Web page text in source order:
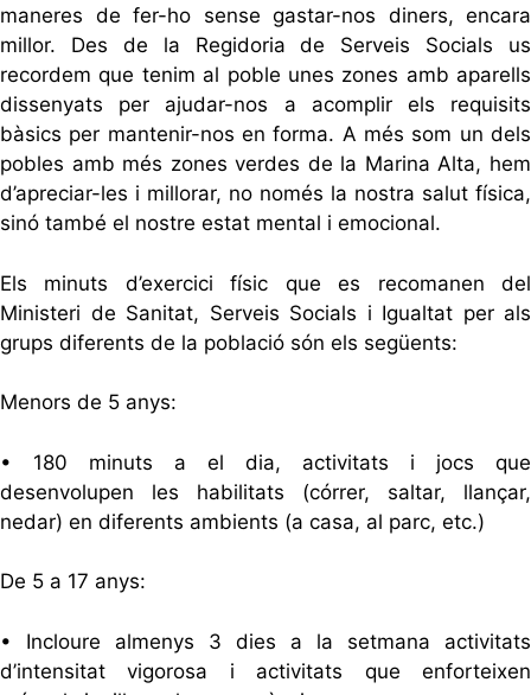
maneres de fer-ho sense gastar-nos diners, encara
millor. Des de la Regidoria de Serveis Socials us
recordem que tenim al poble unes zones amb aparells
dissenyats per ajudar-nos a acomplir els requisits
bàsics per mantenir-nos en forma. A més som un dels
pobles amb més zones verdes de la Marina Alta, hem
d’apreciar-les i millorar, no només la nostra salut física,
sinó també el nostre estat mental i emocional.
Els minuts d’exercici físic que es recomanen del
Ministeri de Sanitat, Serveis Socials i Igualtat per als
grups diferents de la població són els següents:
Menors de 5 anys:
• 180 minuts a el dia, activitats i jocs que
desenvolupen les habilitats (córrer, saltar, llançar,
nedar) en diferents ambients (a casa, al parc, etc.)
De 5 a 17 anys:
• Incloure almenys 3 dies a la setmana activitats
d’intensitat vigorosa i activitats que enforteixen